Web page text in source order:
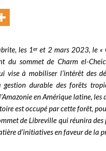
les 1er et 2 mars 2023, le «
du sommet de Charm el-
vise à mobiliser l’intérêt des
durable des forêts
en Amérique latine,
est occupé par cette forêt,
de Libreville qui réunira
d’initiatives en faveur de la